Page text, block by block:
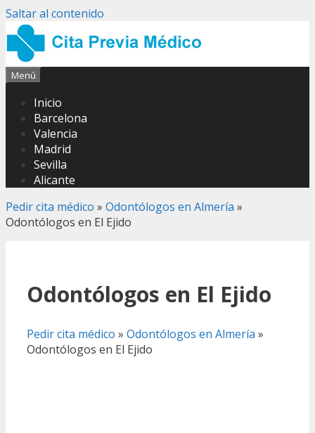
Saltar al contenido
Menú
Inicio
Barcelona
Valencia
Madrid
Sevilla
Alicante
Pedir cita médico » Odontólogos en Almería »
Odontólogos en El Ejido
Odontólogos en El Ejido
Pedir cita médico » Odontólogos en Almería »
Odontólogos en El Ejido